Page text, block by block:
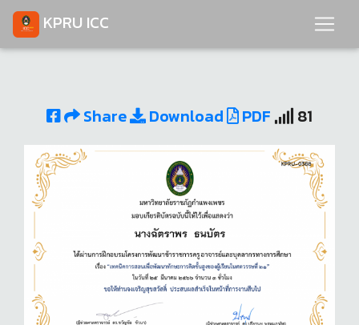
KPRU ICC
Share Download PDF 81